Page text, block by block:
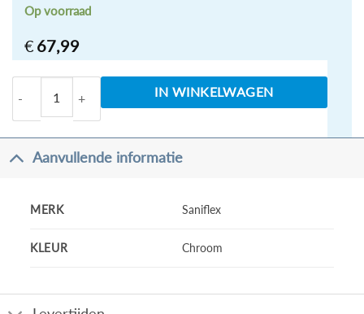
€ 67,99
Op voorraad
chroom messing glijstang+glijstuk rond 650mm
IN WINKELWAGEN
Aanvullende informatie
MERK Saniflex
KLEUR Chroom